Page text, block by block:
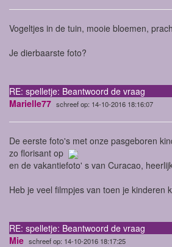
Vogeltjes in de tuin, mooie bloemen,
Je dierbaarste foto?
RE: spelletje: Beantwoord de vraag
Marielle77 schreef op: 14-10-2016 18:16:07
De eerste foto's met onze pasgeboren
zo florisant op
en de vakantiefoto' s van Curacao,
Heb je veel filmpjes van toen je kinderen
RE: spelletje: Beantwoord de vraag
Mie schreef op: 14-10-2016 18:17:25